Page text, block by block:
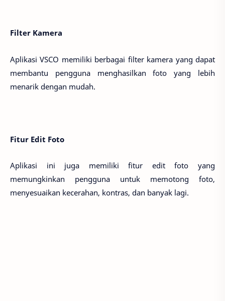
Filter Kamera
Aplikasi VSCO memiliki berbagai filter kamera yang dapat
membantu pengguna menghasilkan foto yang lebih
menarik dengan mudah.
Fitur Edit Foto
Aplikasi ini juga memiliki fitur edit foto yang
memungkinkan pengguna untuk memotong foto,
menyesuaikan kecerahan, kontras, dan banyak lagi.